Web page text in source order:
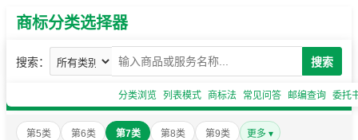
商标分类选择器
搜索： 搜索
分类浏览 列表模式 商标法 常见问答 邮编查询 委托
第5类 第6类 第7类 第8类 第9类 更多 ▾